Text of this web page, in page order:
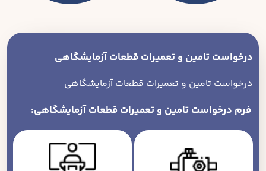
درخواست تامین و تعمیرات قطعات آزمایشگاهی
درخواست تامین و تعمیرات قطعات آزمایشگاهی
فرم درخواست تامین و تعمیرات قطعات آزمایشگاهی: